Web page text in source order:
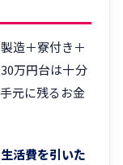
造＋寮付き＋
万円台は十分
元に残るお金
活費を引いた